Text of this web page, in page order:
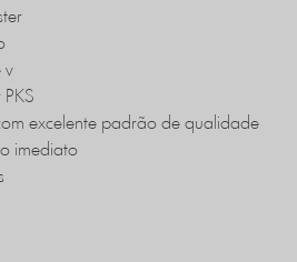
v
excelente padrão de qualidade
imediato